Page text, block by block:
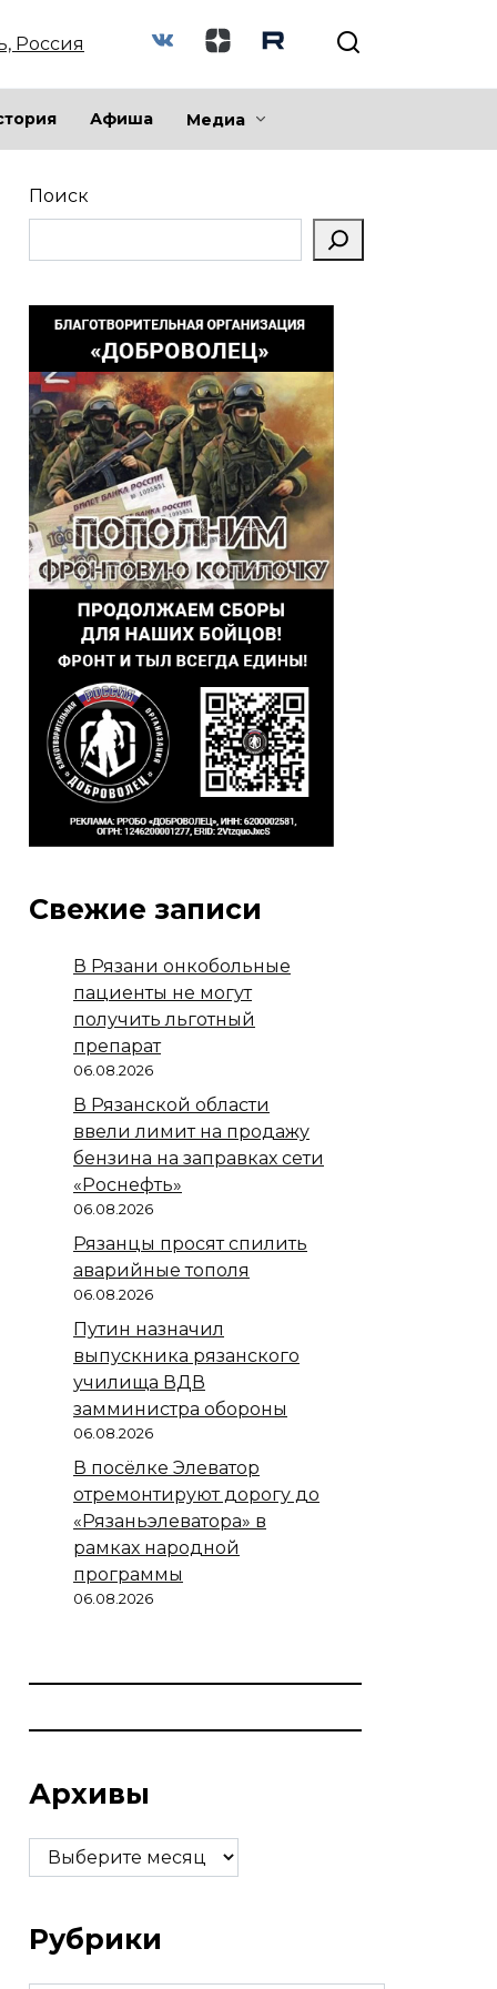
Россия
Афиша Медиа
Поиск
Свежие записи
В Рязани онкобольные
пациенты не могут
получить льготный
препарат
06.08.2026
В Рязанской области
ввели лимит на продажу
бензина на заправках сети
«Роснефть»
06.08.2026
Рязанцы просят спилить
аварийные тополя
06.08.2026
Путин назначил
выпускника рязанского
училища ВДВ
замминистра обороны
06.08.2026
В посёлке Элеватор
отремонтируют дорогу до
«Рязаньэлеватора» в
рамках народной
программы
06.08.2026
Архивы
Архивы
Рубрики